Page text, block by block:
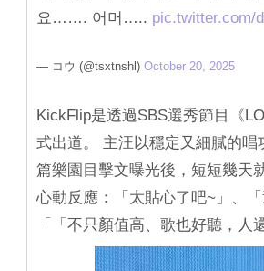
요……. 어머….. pic.twitter.com/
— コウ (@tsxtnshl) October 20, 2025
KickFlip是透過SBS選秀節目《
式出道。 主汪以穩定又細膩的
篇樂園目擊文曝光後，短短幾天
心動反應：「太貼心了吧~」、
「「不只顏值高、歌也好聽，人